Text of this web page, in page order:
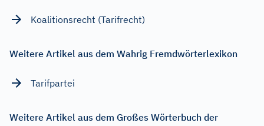
Koalitionsrecht (Tarifrecht)
Weitere Artikel aus dem Wahrig Fremdwörterlexikon
Tarifpartei
Weitere Artikel aus dem Großes Wörterbuch der